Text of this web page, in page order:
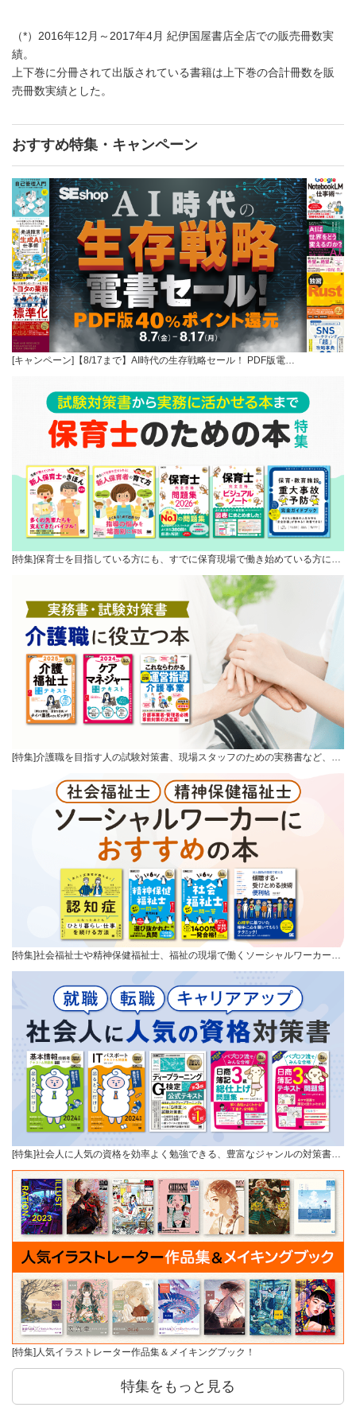
（*）2016年12月～2017年4月 紀伊国屋書店全店での販売冊数実
績。
上下巻に分冊されて出版されている書籍は上下巻の合計冊数を販
売冊数実績とした。
おすすめ特集・キャンペーン
[キャンペーン]【8/17まで】AI時代の生存戦略セール！ PDF版電…
[特集]保育士を目指している方にも、すでに保育現場で働き始めている方に…
[特集]介護職を目指す人の試験対策書、現場スタッフのための実務書など、…
[特集]社会福祉士や精神保健福祉士、福祉の現場で働くソーシャルワーカー…
[特集]社会人に人気の資格を効率よく勉強できる、豊富なジャンルの対策書…
[特集]人気イラストレーター作品集＆メイキングブック！
特集をもっと見る